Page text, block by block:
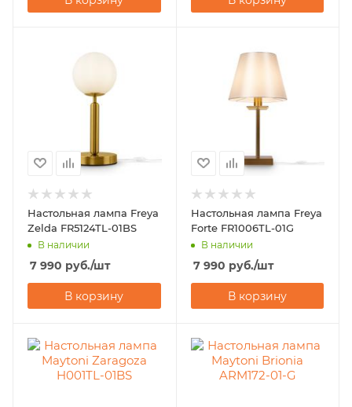
Настольная лампа Freya
Zelda FR5124TL-01BS
В наличии
7 990 руб./шт
В корзину
Настольная лампа Freya
Forte FR1006TL-01G
В наличии
7 990 руб./шт
В корзину